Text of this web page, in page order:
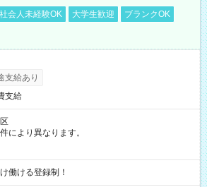
社会人未経験OK 大学生歓迎
ブランクOK
支給あり
支給
により異なります。
働ける登録制！